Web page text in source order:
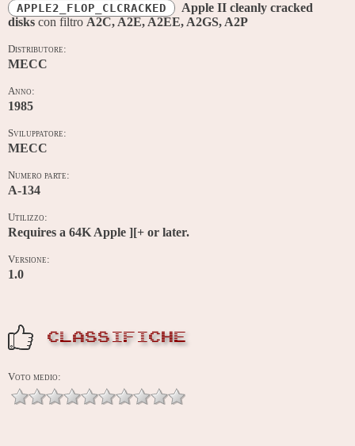
APPLE2_FLOP_CLCRACKED
Apple II cleanly cracked
disks con filtro A2C, A2E, A2EE, A2GS, A2P
Distributore:
MECC
Anno:
1985
Sviluppatore:
MECC
Numero parte:
A-134
Utilizzo:
Requires a 64K Apple ][+ or later.
Versione:
1.0
CLASSIFICHE
Voto medio: